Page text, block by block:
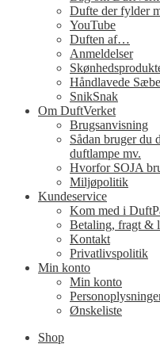
Dufte der fylder
YouTube
Duften af…
Anmeldelser
Håndlavede
SnikSnak
Om DuftVerket
Brugsanvisning
Sådan bruger du
duftlampe mv.
Hvorfor SOJA
Miljøpolitik
Kundeservice
Kom med i
Betaling, fragt &
Kontakt
Privatlivspolitik
Min konto
Min konto
Ønskeliste
Shop